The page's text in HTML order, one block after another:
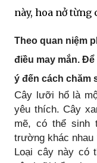
này, hoa nở từng
Theo quan niệm
điều may mắn.
ý đến cách chăm
Cây lưỡi hổ là
yêu thích. Cây
mẽ, có thể sinh
trường khác nhau
Loại cây này có